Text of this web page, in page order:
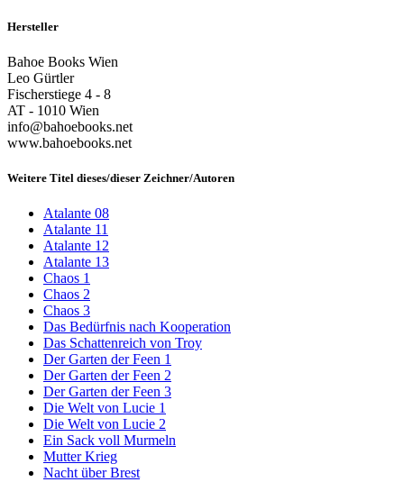
Hersteller
Bahoe Books Wien
Leo Gürtler
Fischerstiege 4 - 8
AT - 1010 Wien
info@bahoebooks.net
www.bahoebooks.net
Weitere Titel dieses/dieser Zeichner/Autoren
Atalante 08
Atalante 11
Atalante 12
Atalante 13
Chaos 1
Chaos 2
Chaos 3
Das Bedürfnis nach Kooperation
Das Schattenreich von Troy
Der Garten der Feen 1
Der Garten der Feen 2
Der Garten der Feen 3
Die Welt von Lucie 1
Die Welt von Lucie 2
Ein Sack voll Murmeln
Mutter Krieg
Nacht über Brest